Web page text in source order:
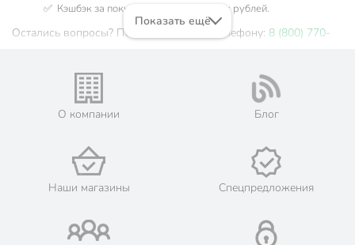
✅ Кэшбэк за покупку до 969 бонусных рублей.
Остались вопросы? Позвоните нам по телефону: 8 (800) 770-
Показать ещё
О компании Блог
Наши магазины Спецпредложения